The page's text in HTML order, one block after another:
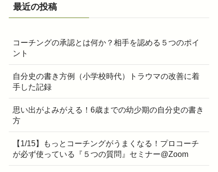
最近の投稿
コーチングの承認とは何か？相手を認める５つのポイ
ント
自分史の書き方例（小学校時代）トラウマの改善に着
手した記録
思い出がよみがえる！6歳までの幼少期の自分史の書き
方
【1/15】もっとコーチングがうまくなる！プロコーチ
が必ず使っている『５つの質問』セミナー@Zoom